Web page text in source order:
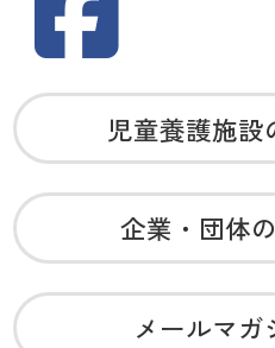
児童養護施設
企業・団体
メールマガ